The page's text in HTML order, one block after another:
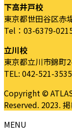
下高井戸校
東京都世田谷区赤
Tel：03-6379-
立川校
東京都立川市錦町
TEL: 042-521-3535
Copyright ©
Reserved. 2023.
MENU